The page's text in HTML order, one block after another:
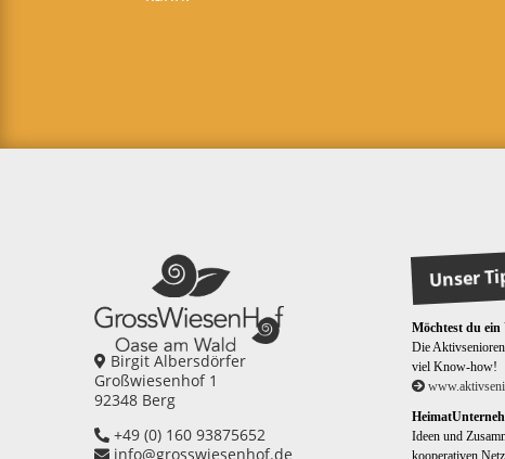
Birgit Albersdörfer
Großwiesenhof 1
92348 Berg
+49 (0) 160 93875652
info@grosswiesenhof.de
Unser
Möchtest du
Die
viel Know-how!
Ideen und